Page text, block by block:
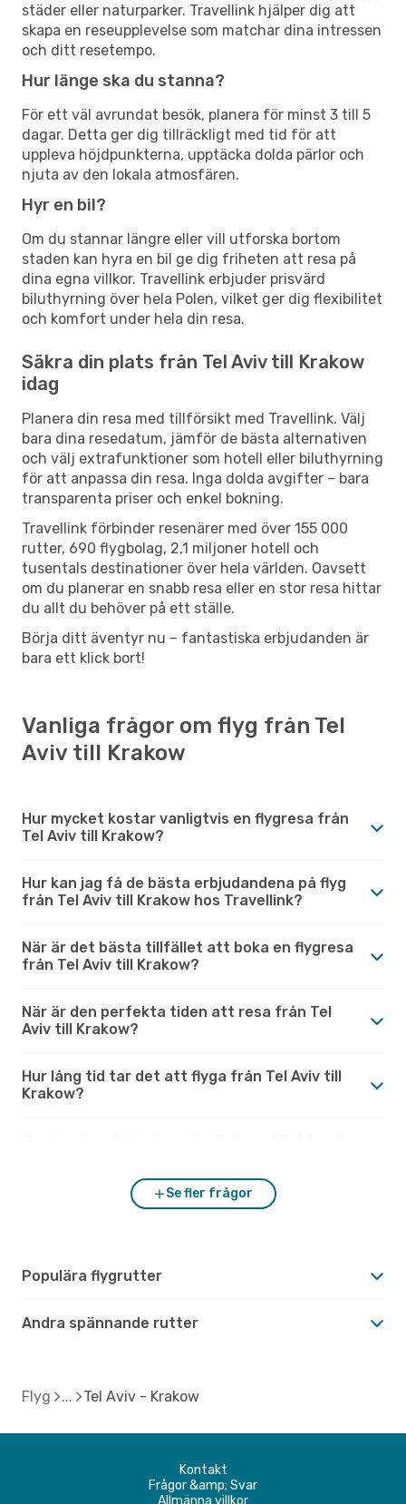
städer eller naturparker. Travellink hjälper dig att
skapa en reseupplevelse som matchar dina intressen
och ditt resetempo.
Hur länge ska du stanna?
För ett väl avrundat besök, planera för minst 3 till 5
dagar. Detta ger dig tillräckligt med tid för att
uppleva höjdpunkterna, upptäcka dolda pärlor och
njuta av den lokala atmosfären.
Hyr en bil?
Om du stannar längre eller vill utforska bortom
staden kan hyra en bil ge dig friheten att resa på
dina egna villkor. Travellink erbjuder prisvärd
biluthyrning över hela Polen, vilket ger dig flexibilitet
och komfort under hela din resa.
Säkra din plats från Tel Aviv till Krakow
idag
Planera din resa med tillförsikt med Travellink. Välj
bara dina resedatum, jämför de bästa alternativen
och välj extrafunktioner som hotell eller biluthyrning
för att anpassa din resa. Inga dolda avgifter – bara
transparenta priser och enkel bokning.
Travellink förbinder resenärer med över 155 000
rutter, 690 flygbolag, 2,1 miljoner hotell och
tusentals destinationer över hela världen. Oavsett
om du planerar en snabb resa eller en stor resa hittar
du allt du behöver på ett ställe.
Börja ditt äventyr nu – fantastiska erbjudanden är
bara ett klick bort!
Vanliga frågor om flyg från Tel
Aviv till Krakow
Hur mycket kostar vanligtvis en flygresa från
Tel Aviv till Krakow?
Hur kan jag få de bästa erbjudandena på flyg
från Tel Aviv till Krakow hos Travellink?
När är det bästa tillfället att boka en flygresa
från Tel Aviv till Krakow?
När är den perfekta tiden att resa från Tel
Aviv till Krakow?
Hur lång tid tar det att flyga från Tel Aviv till
Krakow?
Se fler frågor
Populära flygrutter
Andra spännande rutter
Flyg Tel Aviv - Krakow
Kontakt
Frågor &amp; Svar
Allmänna villkor